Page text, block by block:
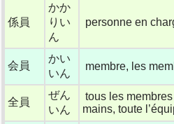
係員
かか
りい
ん
personne en
会員
かい
いん
membre, les
全員
ぜん
いん
tous les
mains, toute